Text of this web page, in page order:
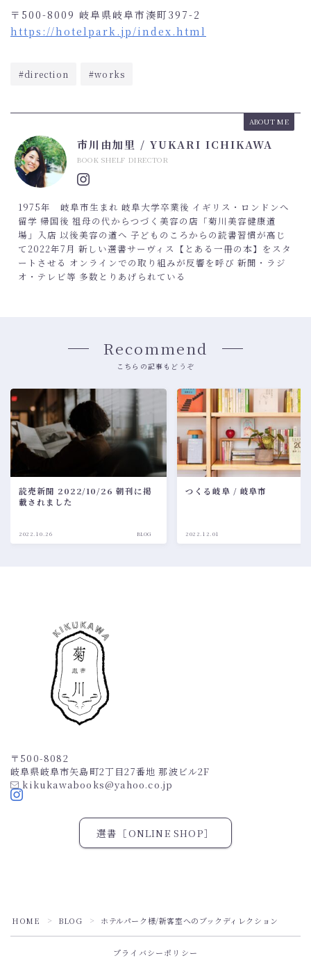
Follow Me
〒500-8009 岐阜県岐阜市湊町397-2
https://hotelpark.jp/index.html
#direction #works
ABOUT ME
市川由加里 / YUKARI ICHIKAWA
BOOK SHELF DIRECTOR
1975年 岐阜市生まれ 岐阜大学卒業後 イギリス・ロンドンへ
留学 帰国後 祖母の代からつづく美容の店「菊川美容健康道
場」入店 以後美容の道へ 子どものころからの読書習慣が高じ
て2022年7月 新しい選書サーヴィス【とある一冊の本】をスタ
ートさせる オンラインでの取り組みが反響を呼び 新聞・ラジ
オ・テレビ等 多数とりあげられている
Recommend
こちらの記事もどうぞ
読売新聞 2022/10/26 朝刊に掲
載されました
2022.10.26 BLOG
つくる岐阜 / 岐阜市
2022.12.01
〒500-8082
岐阜県岐阜市矢島町2丁目27番地 那波ビル2F
kikukawabooks@yahoo.co.jp
選書［ONLINE SHOP］
HOME ＞ BLOG ＞ ホテルパーク様/新客室へのブックディレクション
プライバシーポリシー